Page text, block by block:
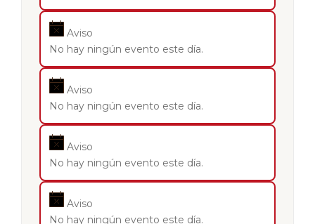
Aviso
No hay ningún evento este día.
Aviso
No hay ningún evento este día.
Aviso
No hay ningún evento este día.
Aviso
No hay ningún evento este día.